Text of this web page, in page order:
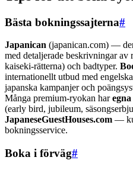
Bästa bokningssajterna#
Japanican (japanican.com) —
med detaljerade beskrivningar
kaiseki-rätterna) och badtyper.
internationellt utbud med
japanska kampanjer och
Många premium-ryokan har
(early bird, jubileum,
JapaneseGuestHouses.com —
bokningsservice.
Boka i förväg#